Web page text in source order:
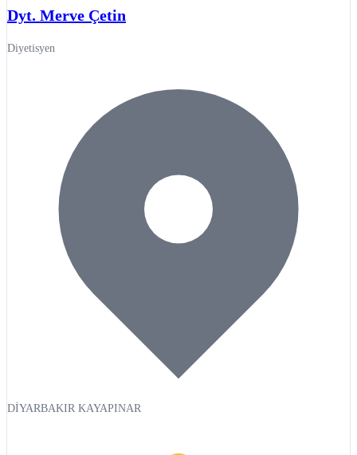
Dyt. Merve Çetin
Diyetisyen
DİYARBAKIR KAYAPINAR